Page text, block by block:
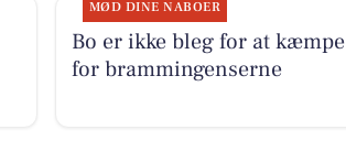
MØD DINE NABOER
Bo er ikke bleg for at kæmpe
for brammingenserne